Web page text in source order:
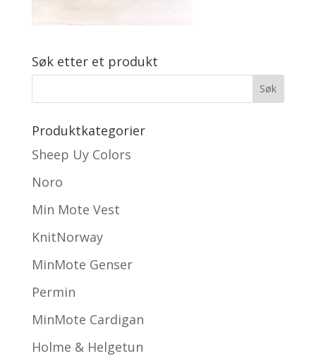
Søk etter et produkt
Produktkategorier
Sheep Uy Colors
Noro
Min Mote Vest
KnitNorway
MinMote Genser
Permin
MinMote Cardigan
Holme & Helgetun